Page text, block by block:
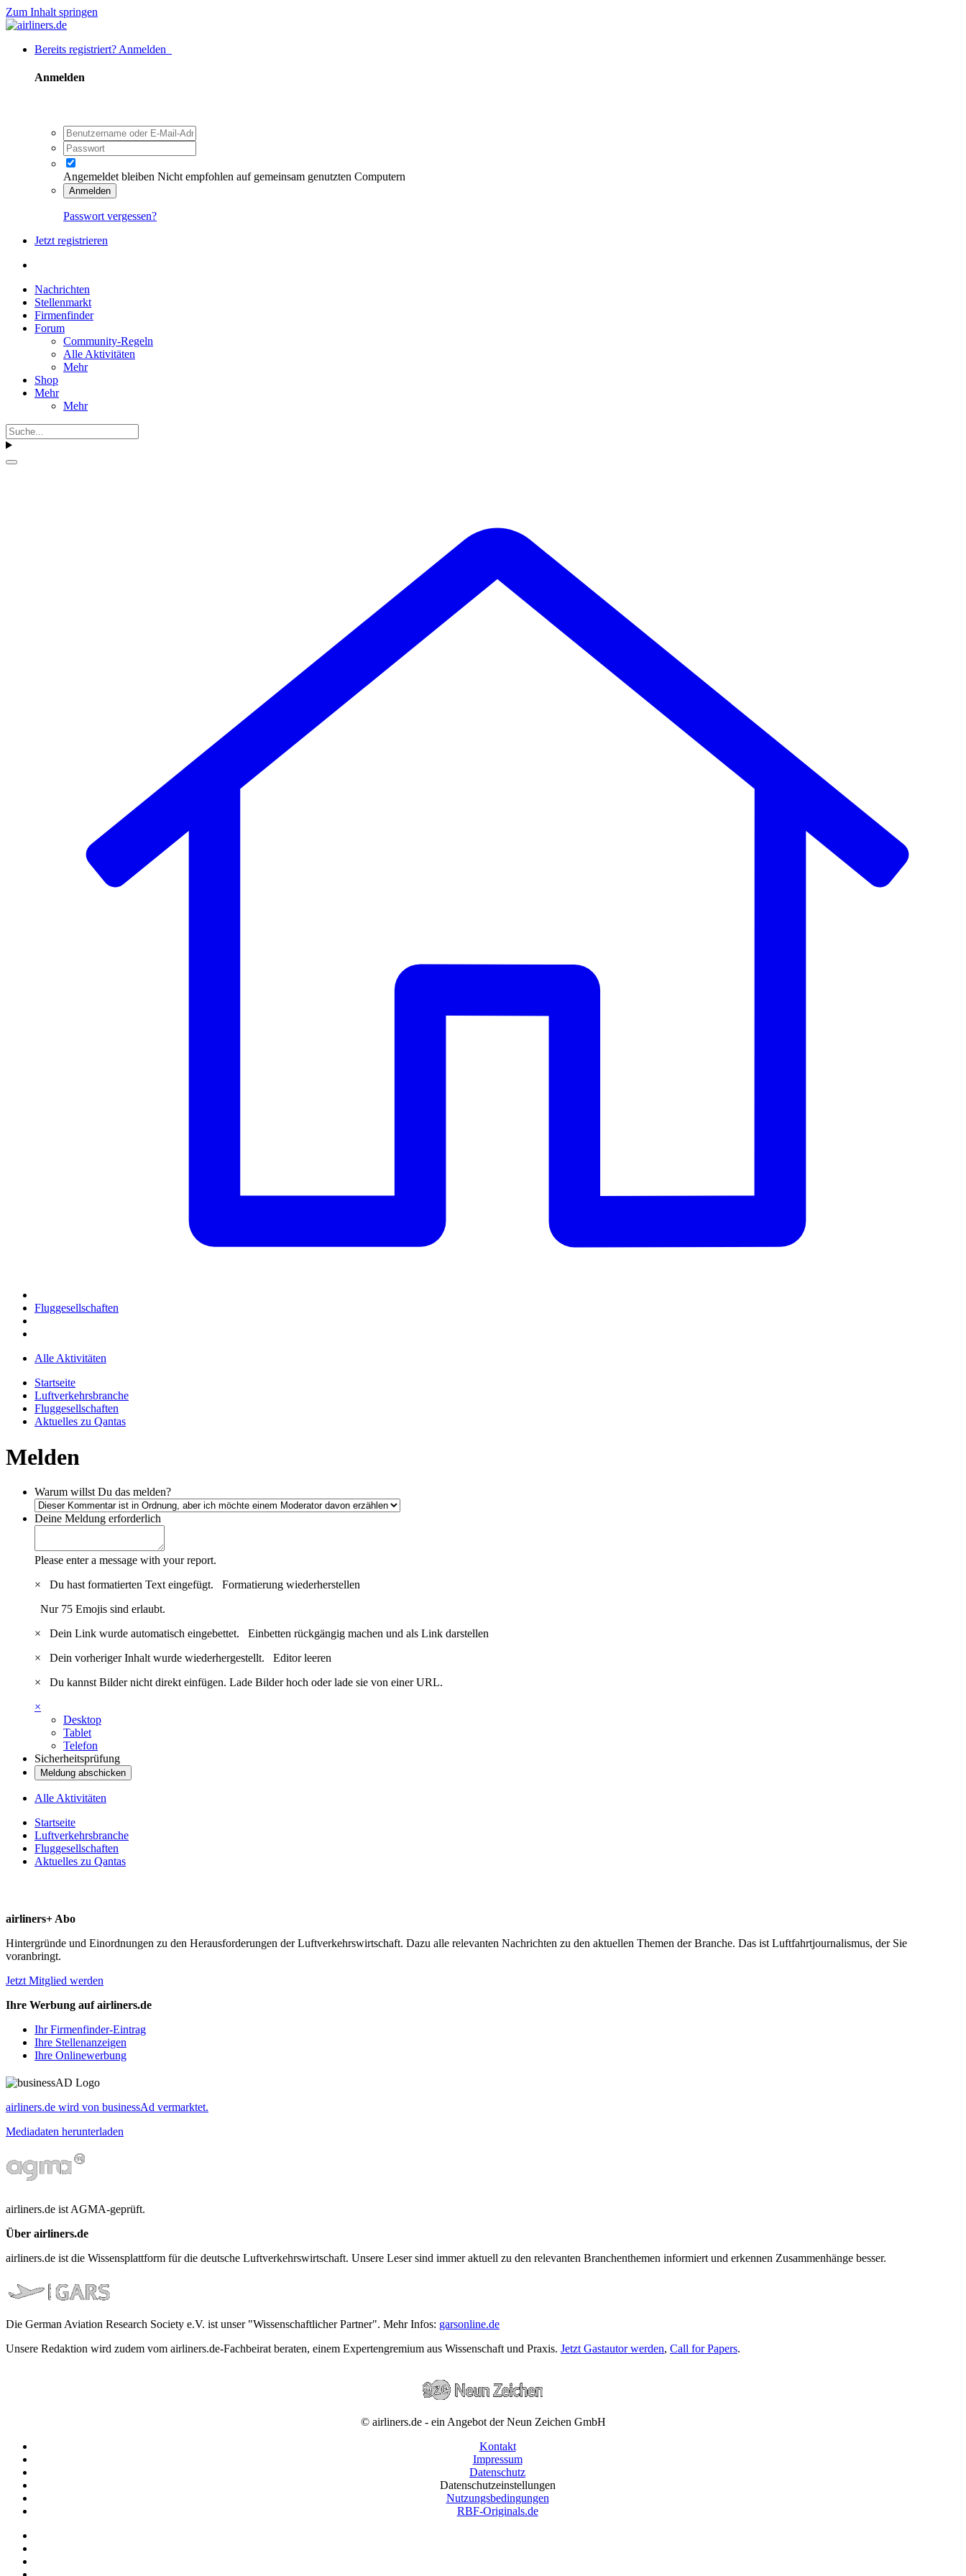
Zum Inhalt springen
Bereits registriert? Anmelden
Anmelden
Angemeldet bleiben Nicht empfohlen auf gemeinsam genutzten Computern
Anmelden
Passwort vergessen?
Jetzt registrieren
Nachrichten
Stellenmarkt
Firmenfinder
Forum
Community-Regeln
Alle Aktivitäten
Mehr
Shop
Mehr
Mehr
Fluggesellschaften
Alle Aktivitäten
Startseite
Luftverkehrsbranche
Fluggesellschaften
Aktuelles zu Qantas
Melden
Warum willst Du das melden?
Deine Meldung erforderlich
Please enter a message with your report.
×
Du hast formatierten Text eingefügt. Formatierung wiederherstellen
Nur 75 Emojis sind erlaubt.
×
Dein Link wurde automatisch eingebettet. Einbetten rückgängig machen und als Link darstellen
×
Dein vorheriger Inhalt wurde wiederhergestellt. Editor leeren
×
Du kannst Bilder nicht direkt einfügen. Lade Bilder hoch oder lade sie von einer URL.
×
Desktop
Tablet
Telefon
Sicherheitsprüfung
Meldung abschicken
Alle Aktivitäten
Startseite
Luftverkehrsbranche
Fluggesellschaften
Aktuelles zu Qantas
airliners+ Abo
Hintergründe und Einordnungen zu den Herausforderungen der Luftverkehrswirtschaft. Dazu alle relevanten Nachrichten zu den aktuellen Themen der Branche. Das ist Luftfahrtjournalismus, der Sie
voranbringt.
Jetzt Mitglied werden
Ihre Werbung auf airliners.de
Ihr Firmenfinder-Eintrag
Ihre Stellenanzeigen
Ihre Onlinewerbung
airliners.de wird von businessAd vermarktet.
Mediadaten herunterladen
airliners.de ist AGMA-geprüft.
Über airliners.de
airliners.de ist die Wissensplattform für die deutsche Luftverkehrswirtschaft. Unsere Leser sind immer aktuell zu den relevanten Branchenthemen informiert und erkennen Zusammenhänge besser.
Die German Aviation Research Society e.V. ist unser "Wissenschaftlicher Partner". Mehr Infos: garsonline.de
Unsere Redaktion wird zudem vom airliners.de-Fachbeirat beraten, einem Expertengremium aus Wissenschaft und Praxis. Jetzt Gastautor werden, Call for Papers.
© airliners.de - ein Angebot der Neun Zeichen GmbH
Kontakt
Impressum
Datenschutz
Datenschutzeinstellungen
Nutzungsbedingungen
RBF-Originals.de